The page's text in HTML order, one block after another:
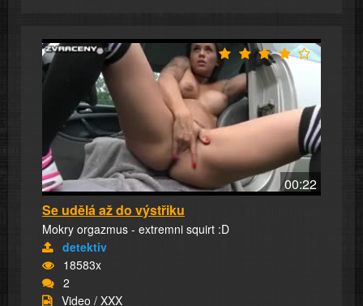
00:22
Se udělá až do výstřiku
Mokry orgazmus - extremni squirt :D
detektiv
18583x
2
Video / XXX